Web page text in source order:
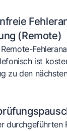
(Remote)
ist
zu den
durchgeführten